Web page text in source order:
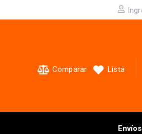
Comparar Lista
Envíos